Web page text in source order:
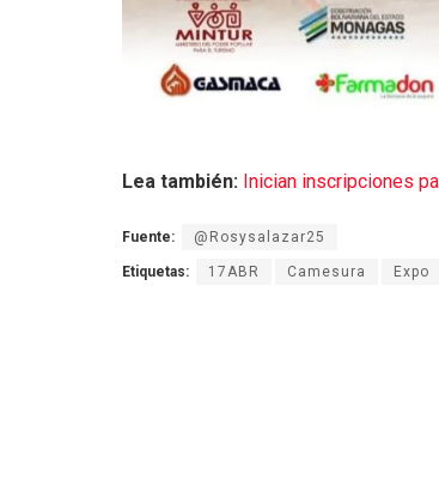
Lea también: Inician inscripciones
Fuente: @Rosysalazar25
Etiquetas: 17ABR Camesura Expo